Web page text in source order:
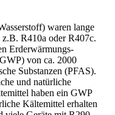
waren lange
R410a oder R407c.
Erderwärmungs-
von ca. 2000
Substanzen (PFAS).
und natürliche
haben ein GWP
Kältemittel erhalten